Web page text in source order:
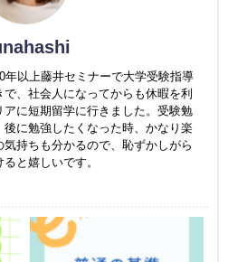
年以上藤井セミナーで大学受験指導
、社会人になってからも休暇を利
に短期留学に行きました。受験勉
に勉強したくなった時、かなり楽
持ちも分かるので、恥ずかしがら
と嬉しいです。